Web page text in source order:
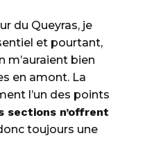
du Queyras, je
et pourtant,
m’auraient bien
en amont. La
l’un des points
sections n’offrent
toujours une